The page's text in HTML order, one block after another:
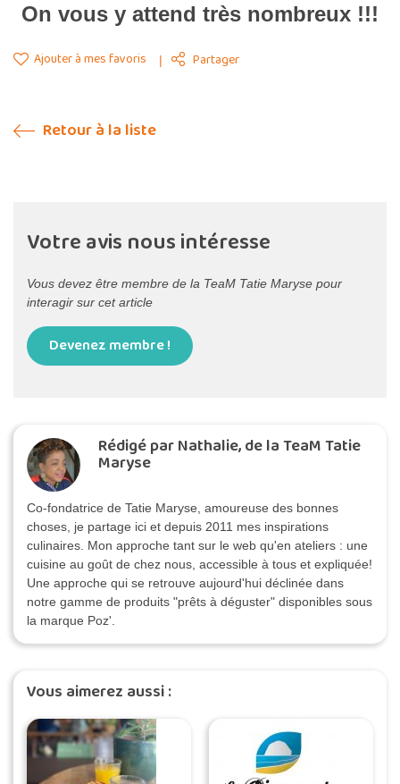
On vous y attend très nombreux !!!
Ajouter à mes favoris Partager
Retour à la liste
Votre avis nous intéresse
Vous devez être membre de la TeaM Tatie Maryse pour
interagir sur cet article
Devenez membre !
Rédigé par Nathalie, de la TeaM Tatie
Maryse
Co-fondatrice de Tatie Maryse, amoureuse des bonnes
choses, je partage ici et depuis 2011 mes inspirations
culinaires. Mon approche tant sur le web qu'en ateliers : une
cuisine au goût de chez nous, accessible à tous et expliquée!
Une approche qui se retrouve aujourd'hui déclinée dans
notre gamme de produits "prêts à déguster" disponibles sous
la marque Poz'.
Vous aimerez aussi :